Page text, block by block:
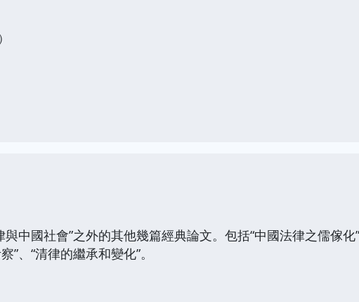
中國社會”之外的其他幾篇經典論文。包括“中國法律之儒傢化
、“清律的繼承和變化”。